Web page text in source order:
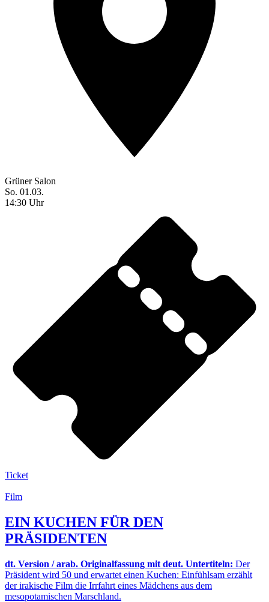
Grüner Salon
So. 01.03.
14:30 Uhr
Ticket
Film
EIN KUCHEN FÜR DEN
PRÄSIDENTEN
dt. Version / arab. Originalfassung mit deut. Untertiteln: Der
Präsident wird 50 und erwartet einen Kuchen: Einfühlsam erzählt
der irakische Film die Irrfahrt eines Mädchens aus dem
mesopotamischen Marschland.